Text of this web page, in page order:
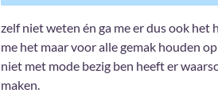
zelf niet weten én ga me er dus ook het
me het maar voor alle gemak houden
niet met mode bezig ben heeft er
maken.